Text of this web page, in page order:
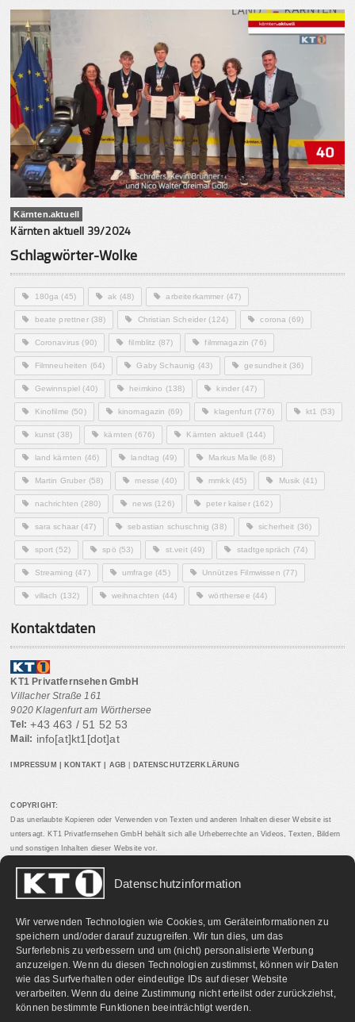
Datenschutzinformation
Wir verwenden Technologien wie Cookies, um Geräteinformationen zu
speichern und/oder darauf zuzugreifen. Wir tun dies, um das
Surferlebnis zu verbessern und um (nicht) personalisierte Werbung
anzuzeigen. Wenn du diesen Technologien zustimmst, können wir Daten
wie das Surfverhalten oder eindeutige IDs auf dieser Website
verarbeiten. Wenn du deine Zustimmung nicht erteilst oder zurückziehst,
können bestimmte Funktionen beeinträchtigt werden.
Kärnten.aktuell
Kärnten aktuell 39/2024
Schlagwörter-Wolke
180ga (45) ak (48) arbeiterkammer (47)
beate prettner(38) Christian Scheider (124) corona (69)
Coronavirus (90) filmblitz (87) filmmagazin (76)
Filmneuheiten (64) Gaby Schaunig (43) gesundheit(36)
Gewinnspiel (40) heimkino (138) kinder (47)
Kinofilme (50) kinomagazin (69) klagenfurt(776) kt1 (53)
kunst (38) kärnten (676) Kärnten aktuell (144)
land kärnten (46) landtag (49) Markus Malle (68)
Martin Gruber (58) messe (40) mmkk(45) Musik (41)
nachrichten (280) news(126) peter kaiser(162)
sara schaar (47) sebastian schuschnig (38) sicherheit (36)
sport (52) spö (53) st.veit(49) stadtgespräch (74)
Streaming (47) umfrage (45) Unnützes Filmwissen (77)
villach (132) weihnachten (44) wörthersee (44)
Kontaktdaten
KT1 Privatfernsehen GmbH
Villacher Straße 161
9020 Klagenfurt am Wörthersee
Tel: +43 463 / 51 52 53
Mail: info[at]kt1[dot]at
IMPRESSUM KONTAKT AGB DATENSCHUTZERKLÄRUNG
COPYRIGHT:
Das unerlaubte Kopieren oder Verwenden von Texten und anderen Inhalten dieser Website ist
untersagt. KT1 Privatfernsehen GmbH behält sich alle Urheberrechte an Videos, Texten, Bildern
und sonstigen Inhalten dieser Website vor.
PARTNERLINKS: